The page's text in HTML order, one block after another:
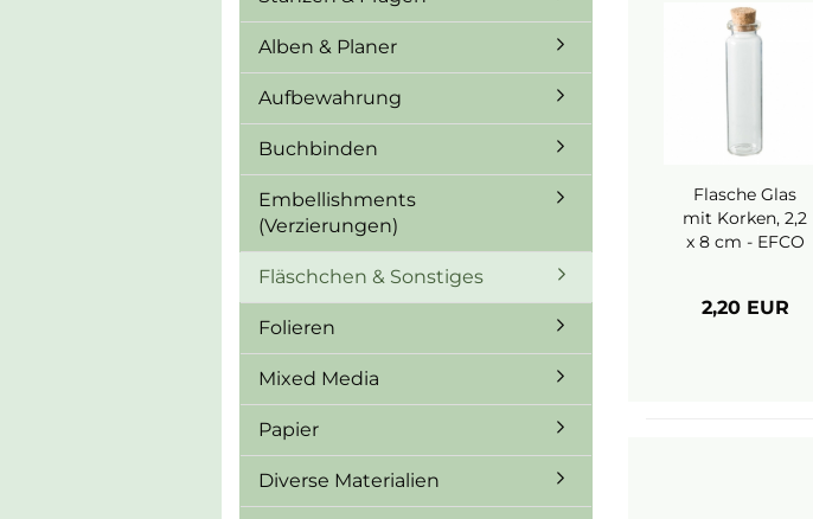
Flasche Glas
mit Korken, 2,2
x 8 cm - EFCO
2,20 EUR
Alben & Planer
Aufbewahrung
Buchbinden
Embellishments
(Verzierungen)
Fläschchen & Sonstiges
Folieren
Mixed Media
Papier
Diverse Materialien